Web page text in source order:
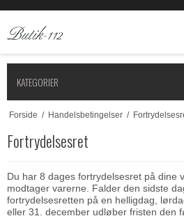
KATEGORIER
Forside / Handelsbetingelser /
Fortrydelsesret
Du har 8 dages fortrydelsesret på dine
modtager varerne. Falder den sidste
fortrydelsesretten på en helligdag,
eller 31. december udløber fristen den